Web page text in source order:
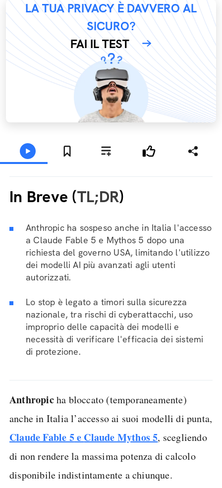
LA TUA PRIVACY È DAVVERO AL
SICURO?
FAI IL TEST
In Breve (TL;DR)
Anthropic ha sospeso anche in Italia l'accesso
a Claude Fable 5 e Mythos 5 dopo una
richiesta del governo USA, limitando l'utilizzo
dei modelli AI più avanzati agli utenti
autorizzati.
Lo stop è legato a timori sulla sicurezza
nazionale, tra rischi di cyberattacchi, uso
improprio delle capacità dei modelli e
necessità di verificare l'efficacia dei sistemi
di protezione.
Anthropicha bloccato (temporaneamente)
anche in Italia l’accesso ai suoi modelli di punta,
Claude Fable 5e Claude Mythos 5, scegliendo
di non rendere la massima potenza di calcolo
disponibile indistintamente a chiunque.